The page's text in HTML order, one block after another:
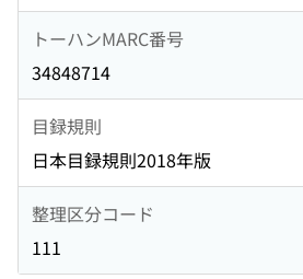
トーハンMARC番号
34848714
目録規則
日本目録規則2018年版
整理区分コード
111